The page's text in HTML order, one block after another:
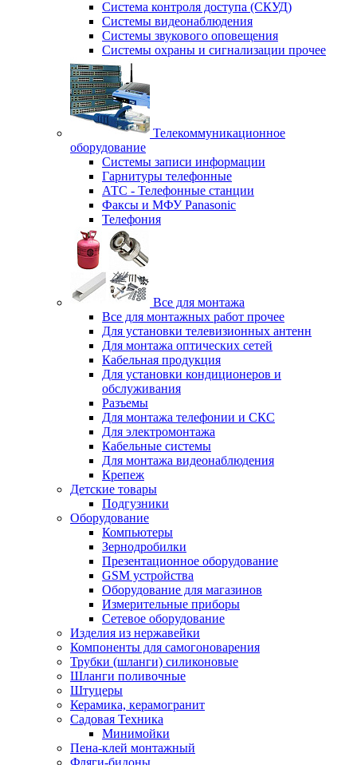
Система контроля доступа (СКУД)
Системы видеонаблюдения
Системы звукового оповещения
Системы охраны и сигнализации прочее
Телекоммуникационное
оборудование
Системы записи информации
Гарнитуры телефонные
АТС - Телефонные станции
Факсы и МФУ Panasonic
Телефония
Все для монтажа
Все для монтажных работ прочее
Для установки телевизионных антенн
Для монтажа оптических сетей
Кабельная продукция
Для установки кондиционеров и
обслуживания
Разъемы
Для монтажа телефонии и СКС
Для электромонтажа
Кабельные системы
Для монтажа видеонаблюдения
Крепеж
Детские товары
Подгузники
Оборудование
Компьютеры
Зернодробилки
Презентационное оборудование
GSM устройства
Оборудование для магазинов
Измерительные приборы
Сетевое оборудование
Изделия из нержавейки
Компоненты для самогоноварения
Трубки (шланги) силиконовые
Шланги поливочные
Штуцеры
Керамика, керамогранит
Садовая Техника
Минимойки
Пена-клей монтажный
Фляги-бидоны